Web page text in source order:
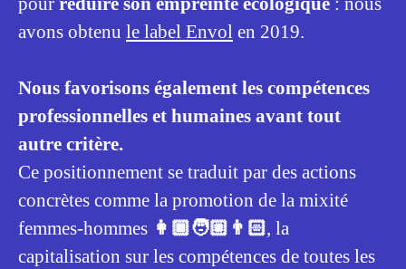
avons obtenu le label Envol en 2019.
Nous favorisons également les compétences
professionnelles et humaines avant tout
autre critère.
Ce positionnement se traduit par des actions
concrètes comme la promotion de la mixité
femmes-hommes 👩🏾🧑🏼👨🏻, la
capitalisation sur les compétences de toutes les